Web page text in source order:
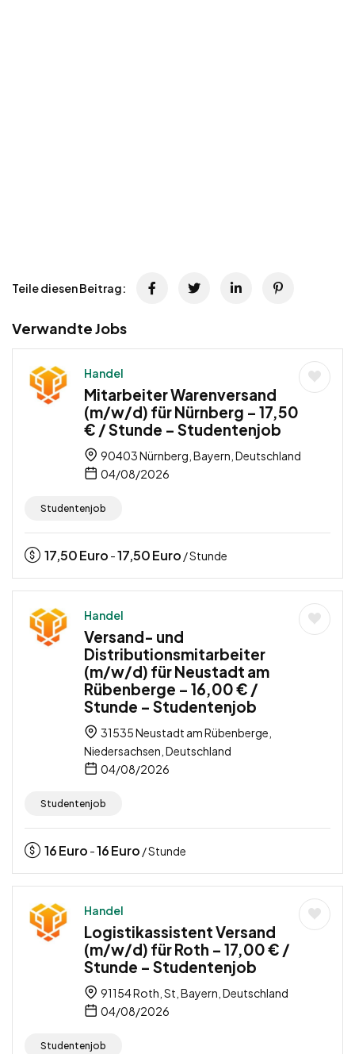
Teile diesen Beitrag:
Verwandte Jobs
Handel
Mitarbeiter Warenversand
(m/w/d) für Nürnberg – 17,50
€ / Stunde – Studentenjob
90403 Nürnberg, Bayern, Deutschland
04/08/2026
Studentenjob
17,50Euro -17,50Euro / Stunde
Handel
Versand- und
Distributionsmitarbeiter
(m/w/d) für Neustadt am
Rübenberge – 16,00 € /
Stunde – Studentenjob
31535 Neustadt am Rübenberge,
Niedersachsen, Deutschland
04/08/2026
Studentenjob
16Euro -16Euro / Stunde
Handel
Logistikassistent Versand
(m/w/d) für Roth – 17,00 € /
Stunde – Studentenjob
91154 Roth, St, Bayern, Deutschland
04/08/2026
Studentenjob